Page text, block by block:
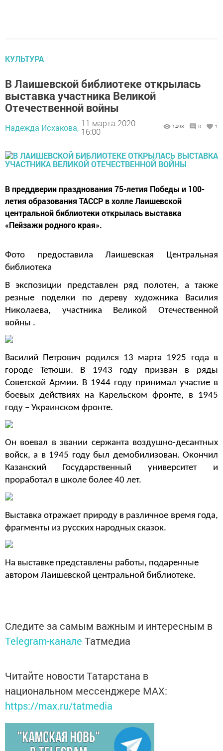
КУЛЬТУРА
В Лаишевской библиотеке открылась
выставка участника Великой
Отечественной войны
Надежда Исхакова, 11 марта 2020 -
16:00
1498 0 1
В преддверии празднования 75-летия Победы и 100-
летия образования ТАССР в холле Лаишевской
центральной библиотеки открылась выставка
«Пейзажи родного края».
Фото предоставила Лаишевская Центральная
библиотека
В экспозиции представлен ряд полотен, а также
резные поделки по дереву художника Василия
Николаева, участника Великой Отечественной
войны .
Василий Петрович родился 13 марта 1925 года в
городе Тетюши. В 1943 году призван в ряды
Советской Армии. В 1944 году принимал участие в
боевых действиях на Карельском фронте, в 1945
году – Украинском фронте.
Он воевал в звании сержанта воздушно-десантных
войск, а в 1945 году был демобилизован. Окончил
Казанский Государственный университет и
проработал в школе более 40 лет.
Выставка отражает природу в различное время года,
фрагменты из русских народных сказок.
На выставке представлены работы, подаренные
автором Лаишевской центральной библиотеке.
Следите за самым важным и интересным в
Telegram-канале Татмедиа
Читайте новости Татарстана в
национальном мессенджере MАХ:
https://max.ru/tatmedia